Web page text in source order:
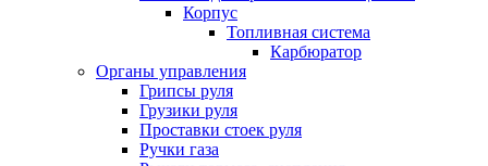
Корпус
Топливная система
Карбюратор
Органы управления
Грипсы руля
Грузики руля
Проставки стоек руля
Ручки газа